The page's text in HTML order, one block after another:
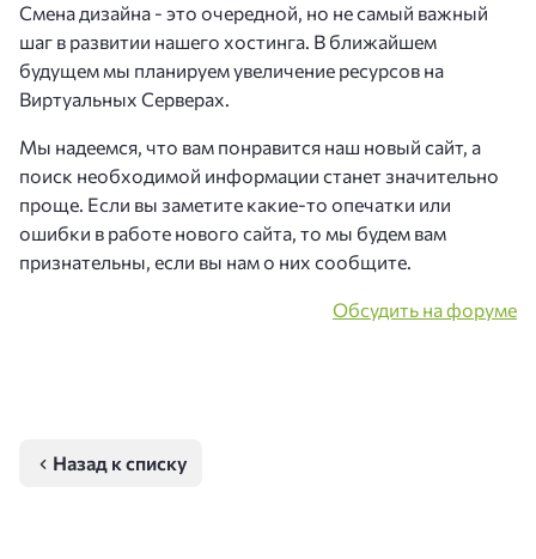
Смена дизайна - это очередной, но не самый важный
шаг в развитии нашего хостинга. В ближайшем
будущем мы планируем увеличение ресурсов на
Виртуальных Серверах.
Мы надеемся, что вам понравится наш новый сайт, а
поиск необходимой информации станет значительно
проще. Если вы заметите какие-то опечатки или
ошибки в работе нового сайта, то мы будем вам
признательны, если вы нам о них сообщите.
Обсудить на форуме
Назад к списку